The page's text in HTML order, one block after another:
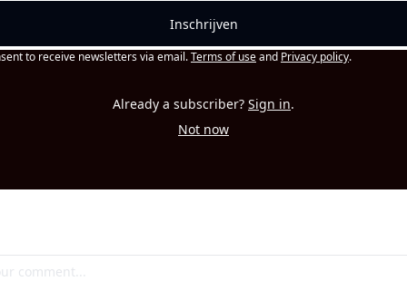
Inschrijven
to receive newsletters via email.Terms of useand Privacy policy.
Already a subscriber? Sign in.
Not now